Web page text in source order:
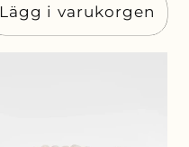
Lägg i varukorgen